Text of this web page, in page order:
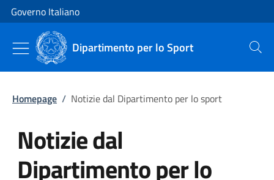
Vai al contenuto
Vai alla navigazione del sito
Governo Italiano
Dipartimento per lo Sport Cerca
Homepage / Notizie dal Dipartimento per lo sport
Notizie dal
Dipartimento per lo